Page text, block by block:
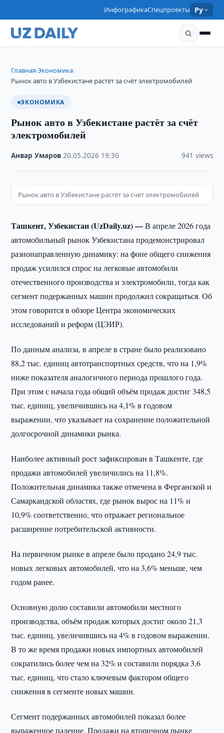
ИнфографикаСпецпроекты Ру
Главная›Экономика›
Рынок авто в Узбекистане растёт за счёт электромобилей
ЭКОНОМИКА
Рынок авто в Узбекистане растёт за счёт
электромобилей
Анвар Умаров ·20.05.2026 19:30 941 views
Рынок авто в Узбекистане растёт за счёт электромобилей
Ташкент, Узбекистан (UzDaily.uz) —В апреле 2026 года
автомобильный рынок Узбекистана продемонстрировал
разнонаправленную динамику: на фоне общего снижения
продаж усилился спрос на легковые автомобили
отечественного производства и электромобили, тогда как
сегмент подержанных машин продолжил сокращаться. Об
этом говорится в обзоре Центра экономических
исследований и реформ (ЦЭИР).
По данным анализа, в апреле в стране было реализовано
88,2 тыс. единиц автотранспортных средств, что на 1,9%
ниже показателя аналогичного периода прошлого года.
При этом с начала года общий объём продаж достиг 348,5
тыс. единиц, увеличившись на 4,1% в годовом
выражении, что указывает на сохранение положительной
долгосрочной динамики рынка.
Наиболее активный рост зафиксирован в Ташкенте, где
продажи автомобилей увеличились на 11,8%.
Положительная динамика также отмечена в Ферганской и
Самаркандской областях, где рынок вырос на 11% и
10,9% соответственно, что отражает региональное
расширение потребительской активности.
На первичном рынке в апреле было продано 24,9 тыс.
новых легковых автомобилей, что на 3,6% меньше, чем
годом ранее.
Основную долю составили автомобили местного
производства, объём продаж которых достиг около 21,3
тыс. единиц, увеличившись на 4% в годовом выражении.
В то же время продажи новых импортных автомобилей
сократились более чем на 32% и составили порядка 3,6
тыс. единиц, что стало ключевым фактором общего
снижения в сегменте новых машин.
Сегмент подержанных автомобилей показал более
выраженное падение. Продажи на вторичном рынке